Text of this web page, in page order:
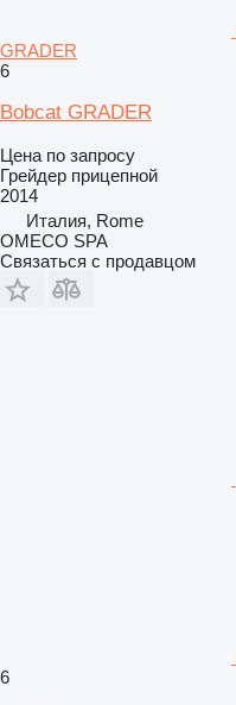
GRADER
6
Bobcat GRADER
Цена по запросу
Грейдер прицепной
2014
Италия, Rome
OMECO SPA
Связаться с продавцом
6